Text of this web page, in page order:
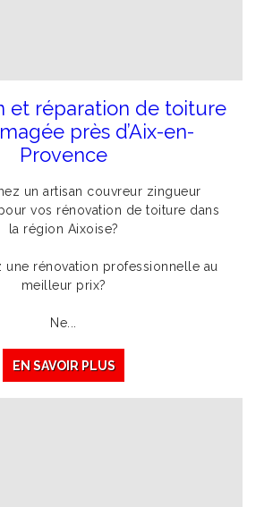
et réparation de toiture
près d’Aix-en-
Provence
un artisan couvreur zingueur
vos rénovation de toiture dans
la région Aixoise?
une rénovation professionnelle au
meilleur prix?
Ne...
EN SAVOIR PLUS